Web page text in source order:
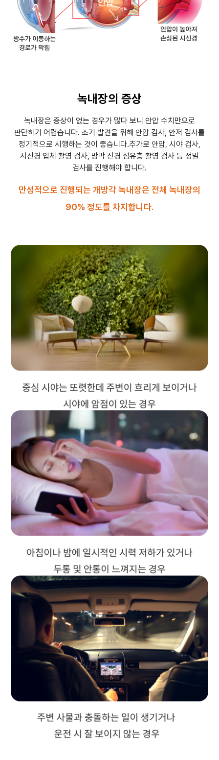
녹내장의 증상
녹내장은 증상이 없는 경우가 많다 보니 안압 수치만으로
판단하기 어렵습니다. 조기 발견을 위해 안압 검사, 안저 검사를
정기적으로 시행하는 것이 좋습니다.추가로 안압, 시야 검사,
시신경 입체 촬영 검사, 망막 신경 섬유층 촬영 검사 등 정밀
검사를 진행해야 합니다.
만성적으로 진행되는 개방각 녹내장은 전체 녹내장의
90% 정도를 차지합니다.